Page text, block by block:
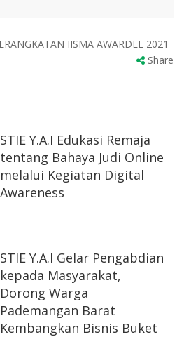
IISMA AWARDEE 2021
Share
STIE Y.A.I Edukasi Remaja
tentang Bahaya Judi Online
melalui Kegiatan Digital
Awareness
STIE Y.A.I Gelar Pengabdian
kepada Masyarakat,
Dorong Warga
Pademangan Barat
Kembangkan Bisnis Buket